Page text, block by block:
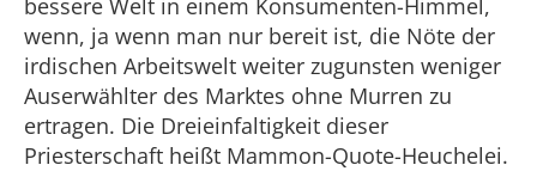
bessere Welt in einem Konsumenten-Himmel,
wenn, ja wenn man nur bereit ist, die Nöte der
irdischen Arbeitswelt weiter zugunsten weniger
Auserwählter des Marktes ohne Murren zu
ertragen. Die Dreieinfaltigkeit dieser
Priesterschaft heißt Mammon-Quote-Heuchelei.